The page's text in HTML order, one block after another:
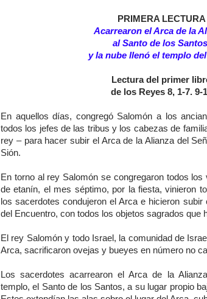
PRIMERA LECTURA
Acarrearon el Arca de la
al Santo de los
y la nube llenó el templo
Lectura del primer
de los Reyes 8, 1-7. 9-
En aquellos días, congregó Salomón a los
todos los jefes de las tribus y los cabezas de
rey – para hacer subir el Arca de la Alianza del
Sión.
En torno al rey Salomón se congregaron todos
de etanín, el mes séptimo, por la fiesta, vinieron
los sacerdotes condujeron el Arca e hicieron
del Encuentro, con todos los objetos sagrados que
El rey Salomón y todo Israel, la comunidad de
Arca, sacrificaron ovejas y bueyes en número no
Los sacerdotes acarrearon el Arca de la
templo, el Santo de los Santos, a su lugar propio